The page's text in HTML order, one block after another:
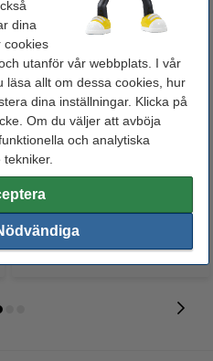
dina
cookies
utanför vår webbplats. I vår
läsa allt om dessa cookies, hur
dina inställningar. Klicka på
Om du väljer att avböja
och analytiska
Märkpenna permanent 2.5mm |
123ink | 4st